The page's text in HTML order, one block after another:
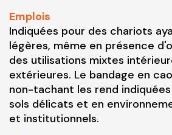
Emplois
Indiquées pour des chariots
légères, même en présence
des utilisations mixtes
extérieures. Le bandage en
non-tachant les rend
sols délicats et en
et institutionnels.